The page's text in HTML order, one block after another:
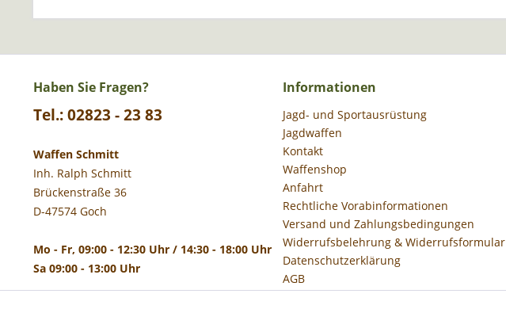
Haben Sie Fragen?
Tel.: 02823 - 23 83
Waffen Schmitt
Inh. Ralph Schmitt
Brückenstraße 36
D-47574 Goch
Mo - Fr, 09:00 - 12:30 Uhr / 14:30 - 18:00 Uhr
Sa 09:00 - 13:00 Uhr
Informationen
Jagd- und Sportausrüstung
Jagdwaffen
Kontakt
Waffenshop
Anfahrt
Rechtliche Vorabinformationen
Versand und Zahlungsbedingungen
Widerrufsbelehrung & Widerrufsformular
Datenschutzerklärung
AGB